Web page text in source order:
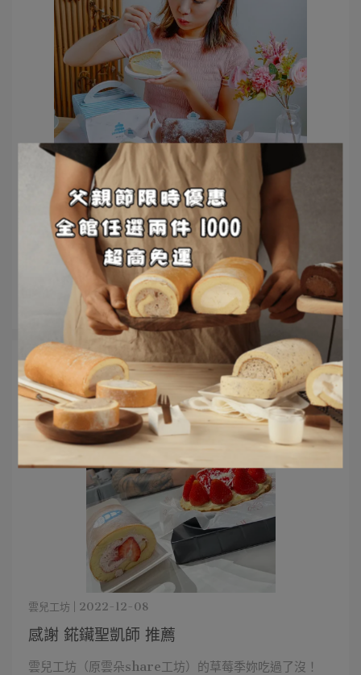
感謝安安過生活 推薦
雲兒工坊 | 2022-12-08
減糖蛋糕體、法國鮮奶油生乳餡，濃香不過膩，下午茶、
生日必備生乳捲，中和蛋糕推薦 ⋯
閱讀更多 ->
感謝 錵鑶聖凱師 推薦
雲兒工坊 | 2022-12-08
雲兒工坊（原雲朵share工坊）的草莓季妳吃過了沒！